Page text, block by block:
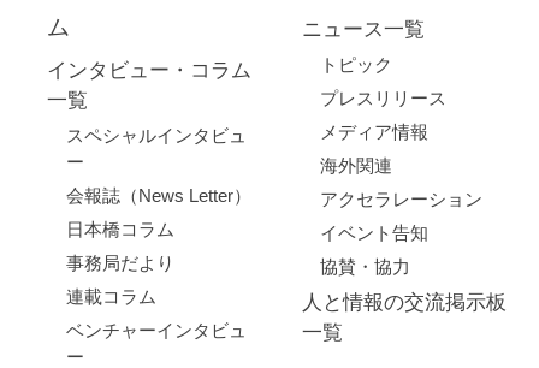
ム
インタビュー・コラム
一覧
スペシャルインタビュ
ー
会報誌（News Letter）
日本橋コラム
事務局だより
連載コラム
ベンチャーインタビュ
ー
ニュース一覧
トピック
プレスリリース
メディア情報
海外関連
アクセラレーション
イベント告知
協賛・協力
人と情報の交流掲示板
一覧